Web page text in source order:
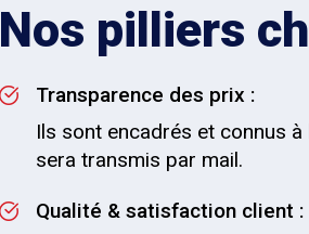
Nos pilliers
Transparence des prix :
Ils sont encadrés et connus
sera transmis par mail.
Qualité & satisfaction client :